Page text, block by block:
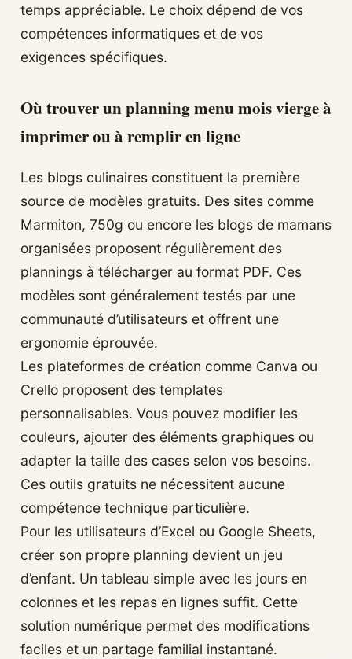
temps appréciable. Le choix dépend de vos
compétences informatiques et de vos
exigences spécifiques.
Où trouver un planning menu mois vierge à
imprimer ou à remplir en ligne
Les blogs culinaires constituent la première
source de modèles gratuits. Des sites comme
Marmiton, 750g ou encore les blogs de mamans
organisées proposent régulièrement des
plannings à télécharger au format PDF. Ces
modèles sont généralement testés par une
communauté d’utilisateurs et offrent une
ergonomie éprouvée.
Les plateformes de création comme Canva ou
Crello proposent des templates
personnalisables. Vous pouvez modifier les
couleurs, ajouter des éléments graphiques ou
adapter la taille des cases selon vos besoins.
Ces outils gratuits ne nécessitent aucune
compétence technique particulière.
Pour les utilisateurs d’Excel ou Google Sheets,
créer son propre planning devient un jeu
d’enfant. Un tableau simple avec les jours en
colonnes et les repas en lignes suffit. Cette
solution numérique permet des modifications
faciles et un partage familial instantané.